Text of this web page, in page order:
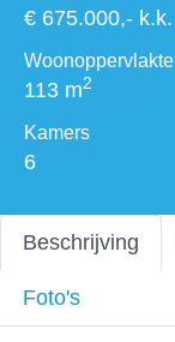
€ 675.000,- k.k.
Woonoppervlakte
113 m2
Kamers
6
Beschrijving
Foto's